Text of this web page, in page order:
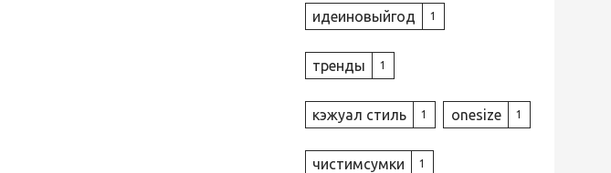
идеиновыйгод 1
тренды 1
кэжуал стиль 1 onesize 1
чистимсумки 1